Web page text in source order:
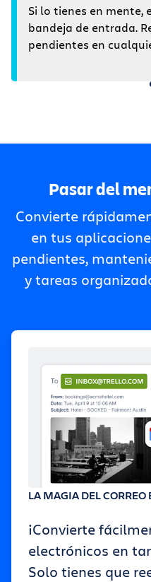
Si lo tienes en mente,
bandeja de entrada.
pendientes en
Pasar del
Convierte
en tus
pendientes,
y tareas
LA MAGIA DEL CORREO
¡Convierte
electrónicos en
Solo tienes que